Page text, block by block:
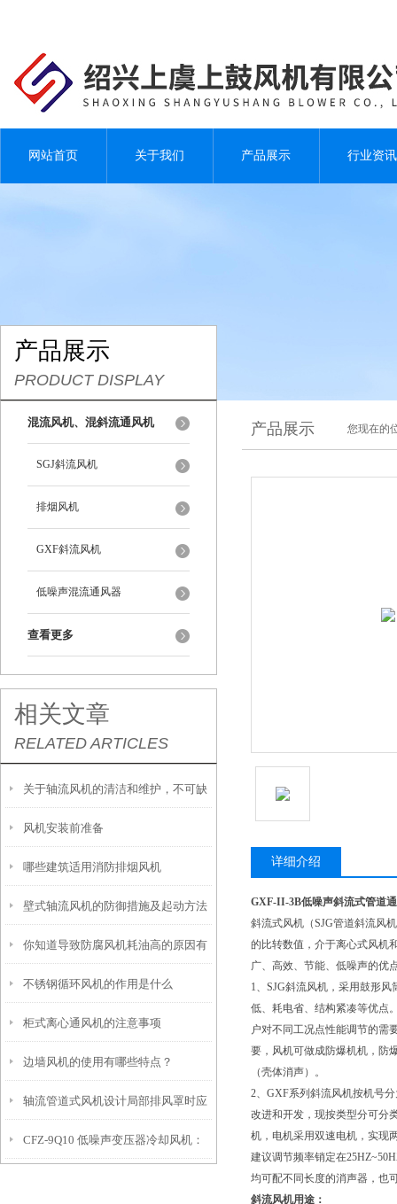
网站首页 关于我们 产品展示 行业资讯
产品展示
PRODUCT DISPLAY
混流风机、混斜流通风机
SGJ斜流风机
排烟风机
GXF斜流风机
低噪声混流通风器
查看更多
相关文章
RELATED ARTICLES
关于轴流风机的清洁和维护，不可缺
风机安装前准备
哪些建筑适用消防排烟风机
壁式轴流风机的防御措施及起动方法
你知道导致防腐风机耗油高的原因有
哪些吗？
不锈钢循环风机的作用是什么
柜式离心通风机的注意事项
边墙风机的使用有哪些特点？
轴流管道式风机设计局部排风罩时应
注意哪些原则
CFZ-9Q10 低噪声变压器冷却风机：
产品展示 您现在的
详细介绍
GXF-II-3B低噪声斜流式管道
斜流式风机（SJG管道斜流风
的比转数值，介于离心式风机
广、高效、节能、低噪声的优
1、SJG斜流风机，采用鼓形
低、耗电省、结构紧凑等优点
户对不同工况点性能调节的需
要，风机可做成防爆机机，防
（壳体消声）。
2、GXF系列斜流风机按机号分
改进和开发，现按类型分可分
机，电机采用双速电机，实现
建议调节频率销定在
均可配不同长度的消声器，也
斜流风机用途：